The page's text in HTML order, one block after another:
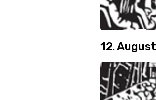
12. August